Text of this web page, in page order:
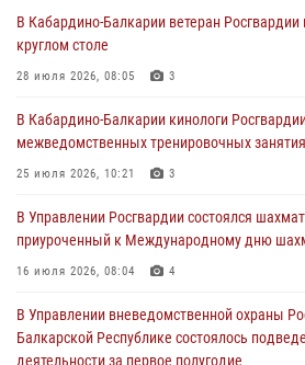
мировой войне 1914-1918 годов
01 августа 2026, 07:30
поздравил специалистов подразделений
праздником
01 августа 2026, 00:10
Росгвардия обеспечивает безопасность
направлении
31 июля 2026, 09:22
Состоялась рабочая встреча директора
генерала армии Виктора Золотова с
В Кабардино-Балкарии ветеран Росгвардии
круглом столе
28 июля 2026, 08:05 3
В Кабардино-Балкарии кинологи
межведомственных тренировочных
25 июля 2026, 10:21 3
В Управлении Росгвардии состоялся
приуроченный к Международному дню
16 июля 2026, 08:04 4
В Управлении вневедомственной охраны
Балкарской Республике состоялось
деятельности за первое полугодие